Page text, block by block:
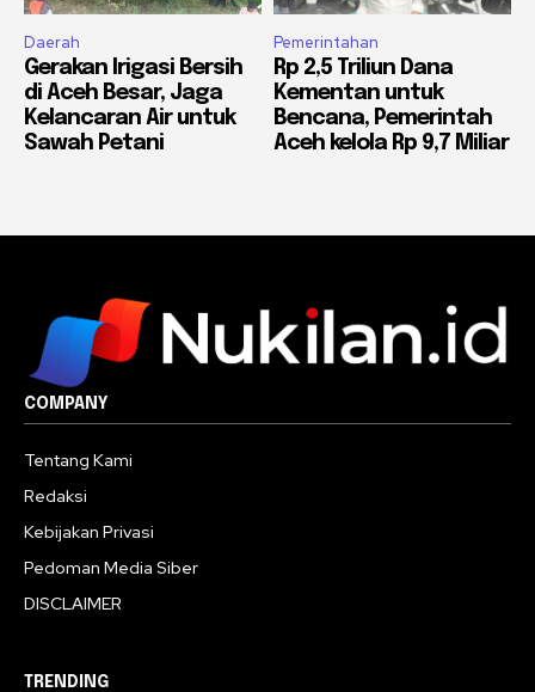
Daerah
Gerakan Irigasi Bersih
di Aceh Besar, Jaga
Kelancaran Air untuk
Sawah Petani
Pemerintahan
Rp 2,5 Triliun Dana
Kementan untuk
Bencana, Pemerintah
Aceh kelola Rp 9,7 Miliar
COMPANY
Tentang Kami
Redaksi
Kebijakan Privasi
Pedoman Media Siber
DISCLAIMER
TRENDING